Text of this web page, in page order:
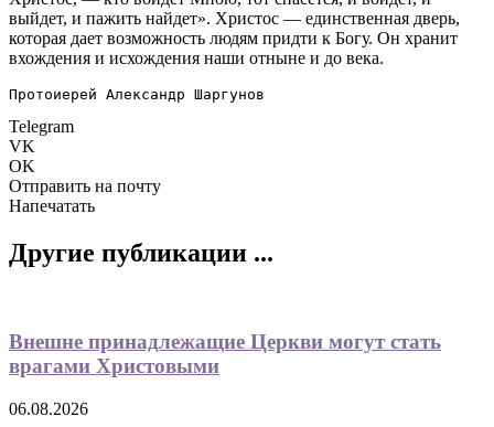
выйдет, и пажить найдет». Христос — единственная дверь,
которая дает возможность людям придти к Богу. Он хранит
вхождения и исхождения наши отныне и до века.
Протоиерей Александр Шаргунов
Telegram
VK
OK
Отправить на почту
Напечатать
Другие публикации ...
Внешне принадлежащие Церкви могут стать
врагами Христовыми
06.08.2026